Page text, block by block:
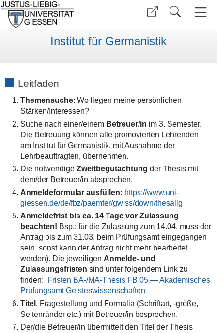
Institut für Germanistik
Leitfaden
Themensuche: Wo liegen meine persönlichen
Stärken/Interessen?
Suche nach einer/einem Betreuer/in im 3. Semester.
Die Betreuung können alle promovierten Lehrenden
am Institut für Germanistik, mit Ausnahme der
Lehrbeauftragten, übernehmen.
Die notwendige Zweitbegutachtung der Thesis mit
dem/der Betreuer/in absprechen.
Anmeldeformular ausfüllen: https://www.uni-
giessen.de/de/fbz/paemter/gwiss/down/thesallg
Anmeldefrist bis ca. 14 Tage vor Zulassung
beachten! Bsp.: für die Zulassung zum 14.04. muss der
Antrag bis zum 31.03. beim Prüfungsamt eingegangen
sein, sonst kann der Antrag nicht mehr bearbeitet
werden). Die jeweiligen Anmelde- und
Zulassungsfristen sind unter folgendem Link zu
finden:
Fristen BA-/MA-Thesis FB 05 — Akademisches
Prüfungsamt Geisteswissenschaften
Titel , Fragestellung und Formalia (Schriftart, -größe,
Seitenränder etc.) mit Betreuer/in besprechen.
Der/die Betreuer/in übermittelt den Titel der Thesis